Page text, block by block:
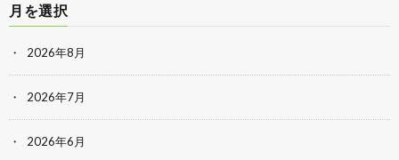
月を選択
2026年8月
2026年7月
2026年6月